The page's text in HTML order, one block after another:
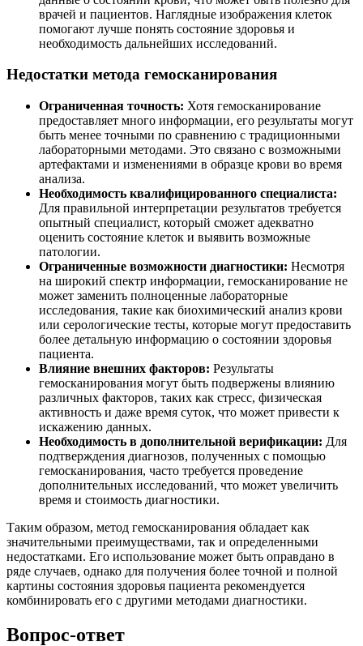
врачей и пациентов. Наглядные изображения клеток
помогают лучше понять состояние здоровья и
необходимость дальнейших исследований.
Недостатки метода гемосканирования
Ограниченная точность: Хотя гемосканирование
предоставляет много информации, его результаты могут
быть менее точными по сравнению с традиционными
лабораторными методами. Это связано с возможными
артефактами и изменениями в образце крови во время
анализа.
Необходимость квалифицированного специалиста:
Для правильной интерпретации результатов требуется
опытный специалист, который сможет адекватно
оценить состояние клеток и выявить возможные
патологии.
Ограниченные возможности диагностики: Несмотря
на широкий спектр информации, гемосканирование не
может заменить полноценные лабораторные
исследования, такие как биохимический анализ крови
или серологические тесты, которые могут предоставить
более детальную информацию о состоянии здоровья
пациента.
Влияние внешних факторов: Результаты
гемосканирования могут быть подвержены влиянию
различных факторов, таких как стресс, физическая
активность и даже время суток, что может привести к
искажению данных.
Необходимость в дополнительной верификации: Для
подтверждения диагнозов, полученных с помощью
гемосканирования, часто требуется проведение
дополнительных исследований, что может увеличить
время и стоимость диагностики.
Таким образом, метод гемосканирования обладает как
значительными преимуществами, так и определенными
недостатками. Его использование может быть оправдано в
ряде случаев, однако для получения более точной и полной
картины состояния здоровья пациента рекомендуется
комбинировать его с другими методами диагностики.
Вопрос-ответ